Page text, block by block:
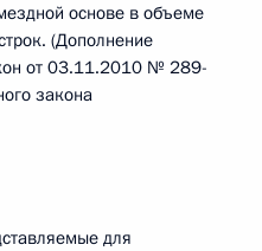
основе в объеме
(Дополнение
от 03.11.2010 № 289-
закона
для